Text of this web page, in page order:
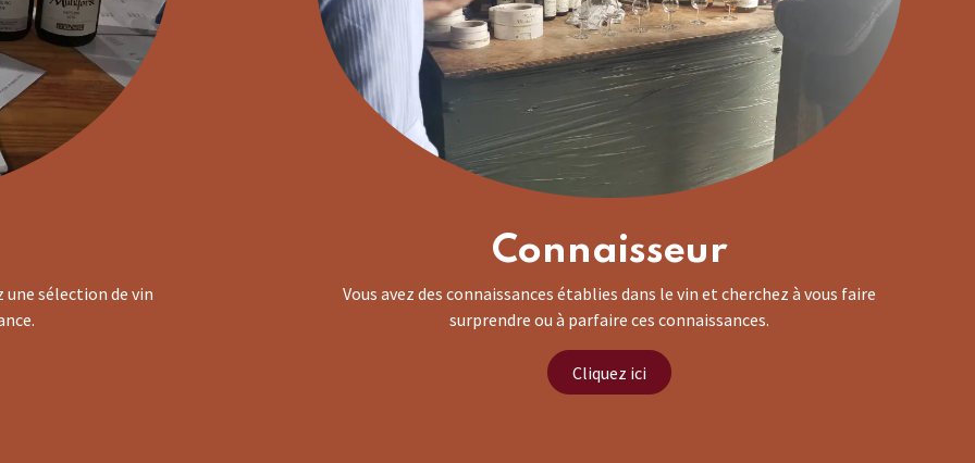
une sélection de vin
Connaisseur
Vous avez des connaissances établies dans le vin et cherchez à vous faire
surprendre ou à parfaire ces connaissances.
Cliquez ici